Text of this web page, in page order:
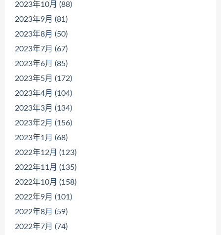
2023年10月 (88)
2023年9月 (81)
2023年8月 (50)
2023年7月 (67)
2023年6月 (85)
2023年5月 (172)
2023年4月 (104)
2023年3月 (134)
2023年2月 (156)
2023年1月 (68)
2022年12月 (123)
2022年11月 (135)
2022年10月 (158)
2022年9月 (101)
2022年8月 (59)
2022年7月 (74)